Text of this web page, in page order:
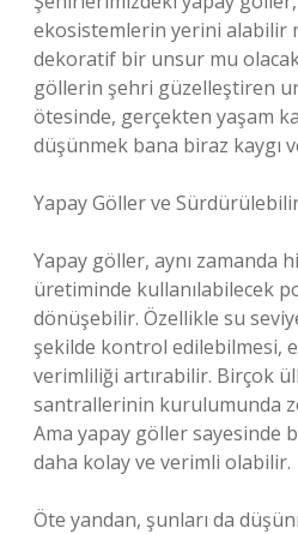
ekosistemlerin yerini alabilir
dekoratif bir unsur mu
göllerin şehri güzelleştiren
ötesinde, gerçekten yaşam
düşünmek bana biraz kaygı
Yapay Göller ve
Yapay göller, aynı zamanda
üretiminde kullanılabilecek
dönüşebilir. Özellikle su
şekilde kontrol edilebilmesi,
verimliliği artırabilir. Birçok
santrallerinin kurulumunda
Ama yapay göller sayesinde
daha kolay ve verimli olabilir.
Öte yandan, şunları da